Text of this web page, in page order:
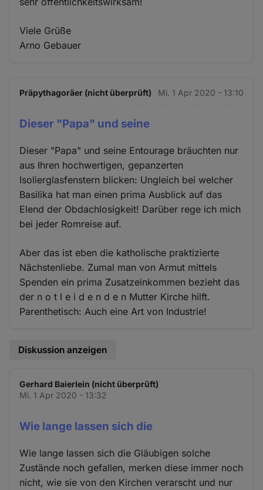
Viele Grüße
Arno Gebauer
Präpythagoräer (nicht überprüft) Mi. 1 Apr 2020 - 13:10
Dieser "Papa" und seine
Dieser "Papa" und seine Entourage bräuchten nur
aus Ihren hochwertigen, gepanzerten
Isolierglasfenstern blicken: Ungleich bei welcher
Basilika hat man einen prima Ausblick auf das
Elend der Obdachlosigkeit! Darüber rege ich mich
bei jeder Romreise auf.
Aber das ist eben die katholische praktizierte
Nächstenliebe. Zumal man von Armut mittels
Spenden ein prima Zusatzeinkommen bezieht das
der n o t l e i d e n d e n Mutter Kirche hilft.
Parenthetisch: Auch eine Art von Industrie!
Diskussion anzeigen
Gerhard Baierlein (nicht überprüft)
Mi. 1 Apr 2020 - 13:32
Wie lange lassen sich die
Wie lange lassen sich die Gläubigen solche
Zustände noch gefallen, merken diese immer noch
nicht, wie sie von den Kirchen verarscht und nur